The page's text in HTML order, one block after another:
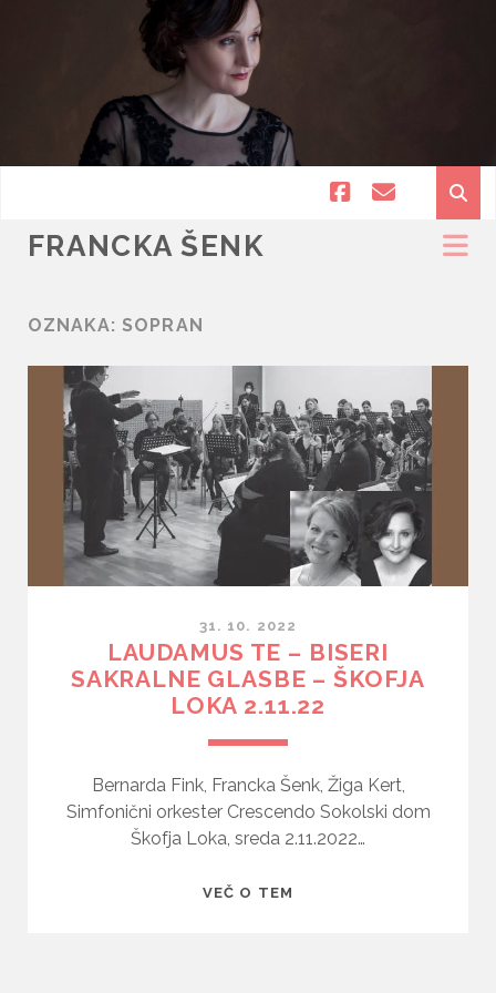
facebook
email
FRANCKA ŠENK
OZNAKA: SOPRAN
31. 10. 2022
LAUDAMUS TE – BISERI
SAKRALNE GLASBE – ŠKOFJA
LOKA 2.11.22
Bernarda Fink, Francka Šenk, Žiga Kert,
Simfonični orkester Crescendo Sokolski dom
Škofja Loka, sreda 2.11.2022…
VEČ O TEM